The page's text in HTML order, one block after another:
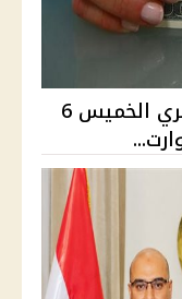
سعر الدولار مقابل الجنيه المصري الخميس 6